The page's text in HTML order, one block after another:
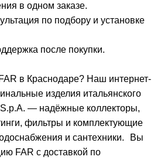
в одном заказе.
по подбору и установке
после покупки.
в Краснодаре? Наш интернет-
изделия итальянского
— надёжные коллекторы,
фильтры и комплектующие
и сантехники. Вы
FAR с доставкой по